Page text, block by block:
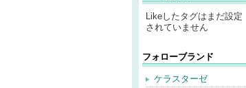
Likeしたタグはまだ設定
されていません
フォローブランド
ケラスターゼ